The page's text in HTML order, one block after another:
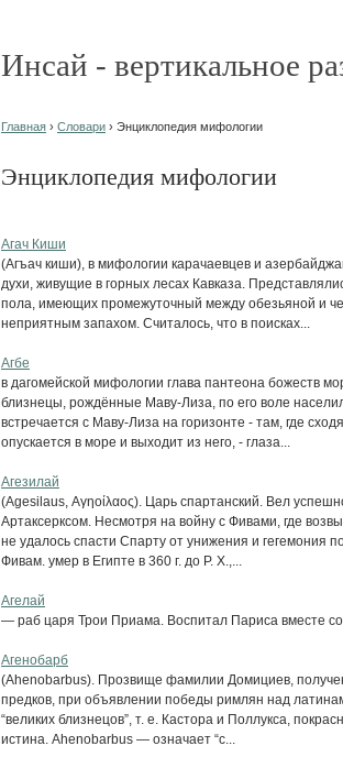
Инсай - вертикальное
Главная › Словари › Энциклопедия мифологии
Энциклопедия мифологии
Агач Киши
(Агъач киши), в мифологии карачаевцев и
духи, живущие в горных лесах Кавказа.
пола, имеющих промежуточный между обезьяной и
неприятным запахом. Считалось, что в поисках...
Агбе
в дагомейской мифологии глава пантеона божеств
близнецы, рождённые Маву-Лиза, по его воле
встречается с Маву-Лиза на горизонте - там, где
опускается в море и выходит из него, - глаза...
Агезилай
(Agesilaus, Αγηοίλαος). Царь спартанский. Вел
Артаксерксом. Несмотря на войну с Фивами, где
не удалось спасти Спарту от унижения и гегемония
Фивам. умер в Египте в 360 г. до Р. X.,...
Агелай
— раб царя Трои Приама. Воспитал Париса вместе со
Агенобарб
(Ahenobarbus). Прозвище фамилии Домициев,
предков, при объявлении победы римлян над
“великих близнецов”, т. е. Кастора и Поллукса,
истина. Ahenobarbus — означает “с...